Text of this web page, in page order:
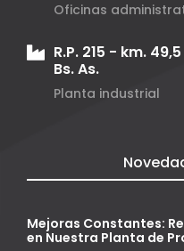
Oficinas
R.P. 215 - km.
Bs. As.
Planta industrial
Mejoras Constantes:
en Nuestra Planta de